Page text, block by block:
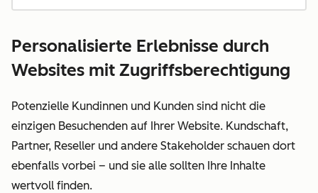
Personalisierte Erlebnisse durch
Websites mit Zugriffsberechtigung
Potenzielle Kundinnen und Kunden sind nicht die
einzigen Besuchenden auf Ihrer Website. Kundschaft,
Partner, Reseller und andere Stakeholder schauen dort
ebenfalls vorbei – und sie alle sollten Ihre Inhalte
wertvoll finden.